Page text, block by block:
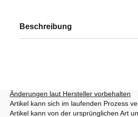
Beschreibung
Änderungen laut Hersteller vorbehalten
Artikel kann sich im laufenden Prozess
Artikel kann von der ursprünglichen Art